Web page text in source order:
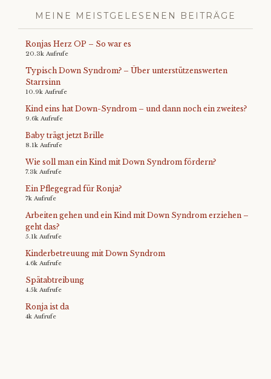
MEINE MEISTGELESENEN BEITRÄGE
Ronjas Herz OP – So war es
20.3k Aufrufe
Typisch Down Syndrom? – Über unterstützenswerten
Starrsinn
10.9k Aufrufe
Kind eins hat Down-Syndrom – und dann noch ein zweites?
9.6k Aufrufe
Baby trägt jetzt Brille
8.1k Aufrufe
Wie soll man ein Kind mit Down Syndrom fördern?
7.3k Aufrufe
Ein Pflegegrad für Ronja?
7k Aufrufe
Arbeiten gehen und ein Kind mit Down Syndrom erziehen –
geht das?
5.1k Aufrufe
Kinderbetreuung mit Down Syndrom
4.6k Aufrufe
Spätabtreibung
4.5k Aufrufe
Ronja ist da
4k Aufrufe